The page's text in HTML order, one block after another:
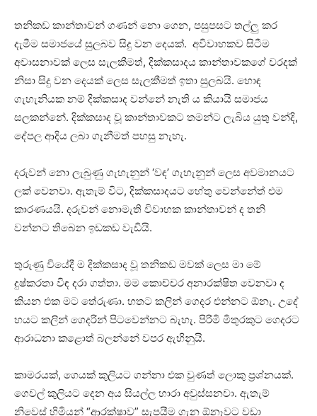
තනිකඩ කාන්තාවන් ගණන් නො ගෙන, පසුපසට තල්ලු කර
දැමීම සමාජයේ සුලබව සිදු වන දෙයක්. අවිවාහකව සිටීම
අවාසනාවක් ලෙස සැලකීමත්, දික්කසාදය කාන්තාවකගේ වරදක්
නිසා සිදු වන දෙයක් ලෙස සැලකීමත් ඉතා සුලබයි. හොඳ
ගැහැනියක නම් දික්කසාද වන්නේ නැති ය කියායි සමාජය
සලකන්නේ. දික්කසාද වූ කාන්තාවකට තමන්ට ලැබිය යුතු වන්දි,
දේපල ආදිය ලබා ගැනීමත් පහසු නැහැ.
දරුවන් නො ලැබුණු ගැහැනුන් ‘වඳ’ ගැහැනුන් ලෙස අවමානයට
ලක් වෙනවා. ඇතැම් විට, දික්කසාදයට හේතු වෙන්නේත් එම
කාරණයයි. දරුවන් නොමැති විවාහක කාන්තාවන් ද තනි
වන්නට තිබෙන ඉඩකඩ වැඩියි.
තුරුණු වියේදී ම දික්කසාද වූ තනිකඩ මවක් ලෙස මා මේ
දුෂ්කරතා විඳ දරා ගත්තා. මම කොච්චර අනාරක්ෂිත වෙනවා ද
කියන එක මට තේරුණා. හතට කලින් ගෙදර එන්නට ඕනැ. උදේ
හයට කලින් ගෙදරින් පිටවෙන්නට බැහැ. පිරිමි මිතුරකුට ගෙදරට
ආරාධනා කළොත් බලන්නේ වපර ඇහිනුයි.
කාමරයක්, ගෙයක් කුලියට ගන්නා එක වුණත් ලොකු ප්‍ර‍ශ්නයක්.
ගෙවල් කුලියට දෙන අය සියල්ල හාරා අවුස්සනවා. ඇතැම්
නිවෙස් හිමියන් “ආරක්ෂාව” සැපයීම ගැන ඕනෑවට වඩා